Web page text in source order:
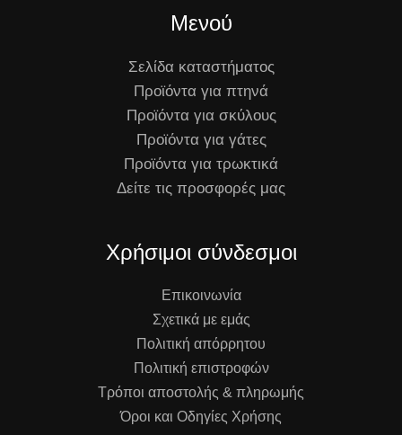
Μενού
Σελίδα καταστήματος
Προϊόντα για πτηνά
Προϊόντα για σκύλους
Προϊόντα για γάτες
Προϊόντα για τρωκτικά
Δείτε τις προσφορές μας
Χρήσιμοι σύνδεσμοι
Επικοινωνία
Σχετικά με εμάς
Πολιτική απόρρητου
Πολιτική επιστροφών
Τρόποι αποστολής & πληρωμής
Όροι και Οδηγίες Χρήσης